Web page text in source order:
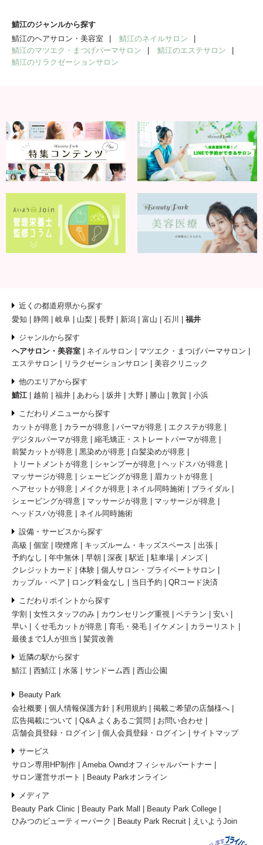
鯖江のジャンルから探す
鯖江のヘアサロン・美容室
鯖江のネイルサロン
鯖江のマツエク・まつげパーマサロン
鯖江のエステサロン
鯖江のリラクゼーションサロン
近くの都道府県から探す
愛知
静岡 岐阜 山梨 長野 新潟 富山 石川 福井
ジャンルから探す
ヘアサロン・美容室
ネイルサロン
マツエク・まつげパーマサロン
エステサロン
リラクゼーションサロン 美容クリニック
他のエリアから探す
鯖江
越前 福井 あわら 坂井 大野 勝山 敦賀 小浜
こだわりメニューから探す
カットが得意
カラーが得意 パーマが得意
エクステが得意
デジタルパーマが得意
縮毛矯正・ストレートパーマが得意
前髪カットが得意
黒染めが得意
白髪染めが得意
トリートメントが得意
シャンプーが得意
ヘッドスパが得意
マッサージが得意
シェービングが得意
眉カットが得意
ヘアセットが得意
メイクが得意 ネイル同時施術
ブライダル
シェービングが得意
マッサージが得意
マッサージが得意
ヘッドスパが得意
ネイル同時施術
設備・サービスから探す
高級
個室 喫煙席 キッズルーム・キッズスペース
出張
予約なし
年中無休 早朝 深夜 駅近 駐車場
メンズ
クレジットカード
体験
個人サロン・プライベートサロン
カップル・ペア
ロング料金なし 当日予約 QRコード決済
こだわりポイントから探す
学割
女性スタッフのみ カウンセリング重視 ベテラン
安い
早い
くせ毛カットが得意 育毛・発毛 イケメン
カラーリスト
最後まで1人が担当
髪質改善
近隣の駅から探す
鯖江
西鯖江 水落 サンドーム西 西山公園
Beauty Park
会社概要
個人情報保護方針 利用規約
掲載ご希望の店舗様へ
広告掲載について
Q&A よくあるご質問
お問い合わせ
店舗会員登録・ログイン
個人会員登録・ログイン サイトマップ
サービス
サロン専用HP制作
Ameba Owndオフィシャルパートナー
サロン運営サポート
Beauty Parkオンライン
メディア
Beauty Park Clinic
Beauty Park Mall
Beauty Park College
ひみつのビューティーパーク
Beauty Park Recruit えいようJoin